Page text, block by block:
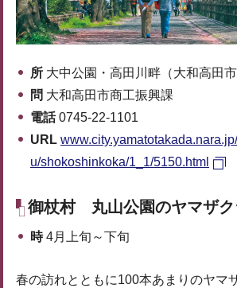
所 大中公園・高田川畔（大和高田市
問 大和高田市商工振興課
電話0745-22-1101
URL
u/shokoshinkoka/1_1/5150.html
御杖村 丸山公園のヤマザク
時4月上旬～下旬
春の訪れとともに100本あまりのヤマ